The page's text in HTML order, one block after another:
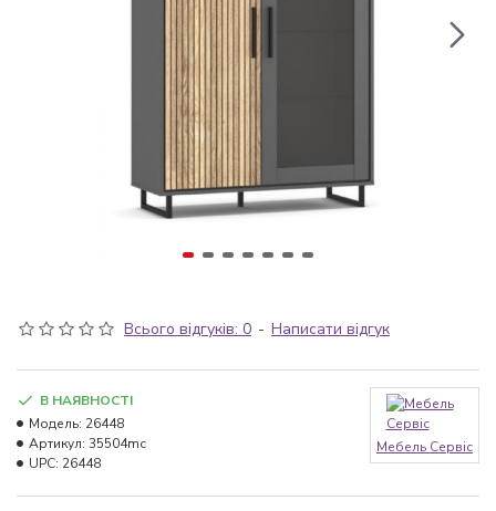
Всього відгуків: 0 - Написати відгук
В НАЯВНОСТІ
Модель: 26448
Артикул: 35504mc
UPC: 26448
Мебель Сервіс